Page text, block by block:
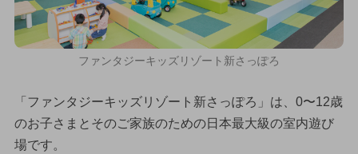
ファンタジーキッズリゾート新さっぽろ
「ファンタジーキッズリゾート新さっぽろ」は、0〜12歳
のお子さまとそのご家族のための日本最大級の室内遊び
場です。